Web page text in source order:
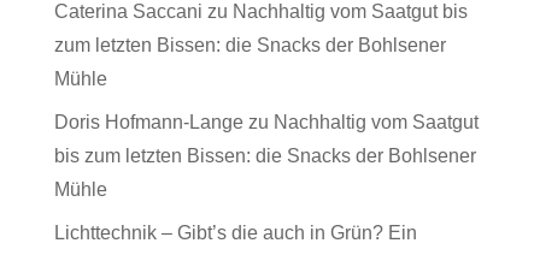
Caterina Saccani zu Nachhaltig vom Saatgut bis
zum letzten Bissen: die Snacks der Bohlsener
Mühle
Doris Hofmann-Langezu Nachhaltig vom Saatgut
bis zum letzten Bissen: die Snacks der Bohlsener
Mühle
Lichttechnik – Gibt’s die auch in Grün? Ein